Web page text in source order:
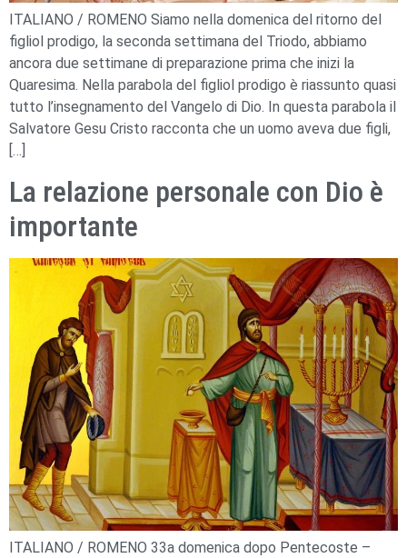
ITALIANO / ROMENO Siamo nella domenica del ritorno del
figliol prodigo, la seconda settimana del Triodo, abbiamo
ancora due settimane di preparazione prima che inizi la
Quaresima. Nella parabola del figliol prodigo è riassunto quasi
tutto l’insegnamento del Vangelo di Dio. In questa parabola il
Salvatore Gesu Cristo racconta che un uomo aveva due figli,
[…]
La relazione personale con Dio è
importante
ITALIANO / ROMENO 33a domenica dopo Pentecoste –